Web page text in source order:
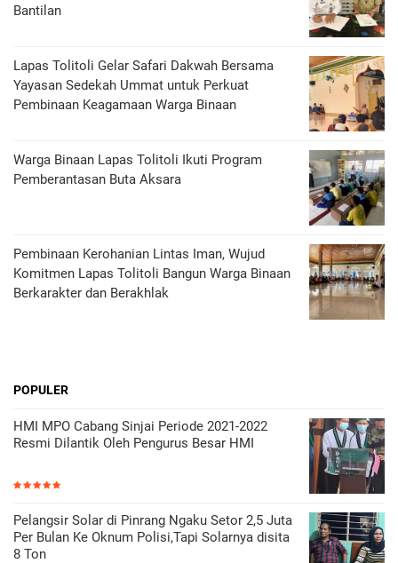
Bantilan
Lapas Tolitoli Gelar Safari Dakwah Bersama
Yayasan Sedekah Ummat untuk Perkuat
Pembinaan Keagamaan Warga Binaan
Warga Binaan Lapas Tolitoli Ikuti Program
Pemberantasan Buta Aksara
Pembinaan Kerohanian Lintas Iman, Wujud
Komitmen Lapas Tolitoli Bangun Warga Binaan
Berkarakter dan Berakhlak
POPULER
HMI MPO Cabang Sinjai Periode 2021-2022
Resmi Dilantik Oleh Pengurus Besar HMI
Pelangsir Solar di Pinrang Ngaku Setor 2,5 Juta
Per Bulan Ke Oknum Polisi,Tapi Solarnya disita
8 Ton